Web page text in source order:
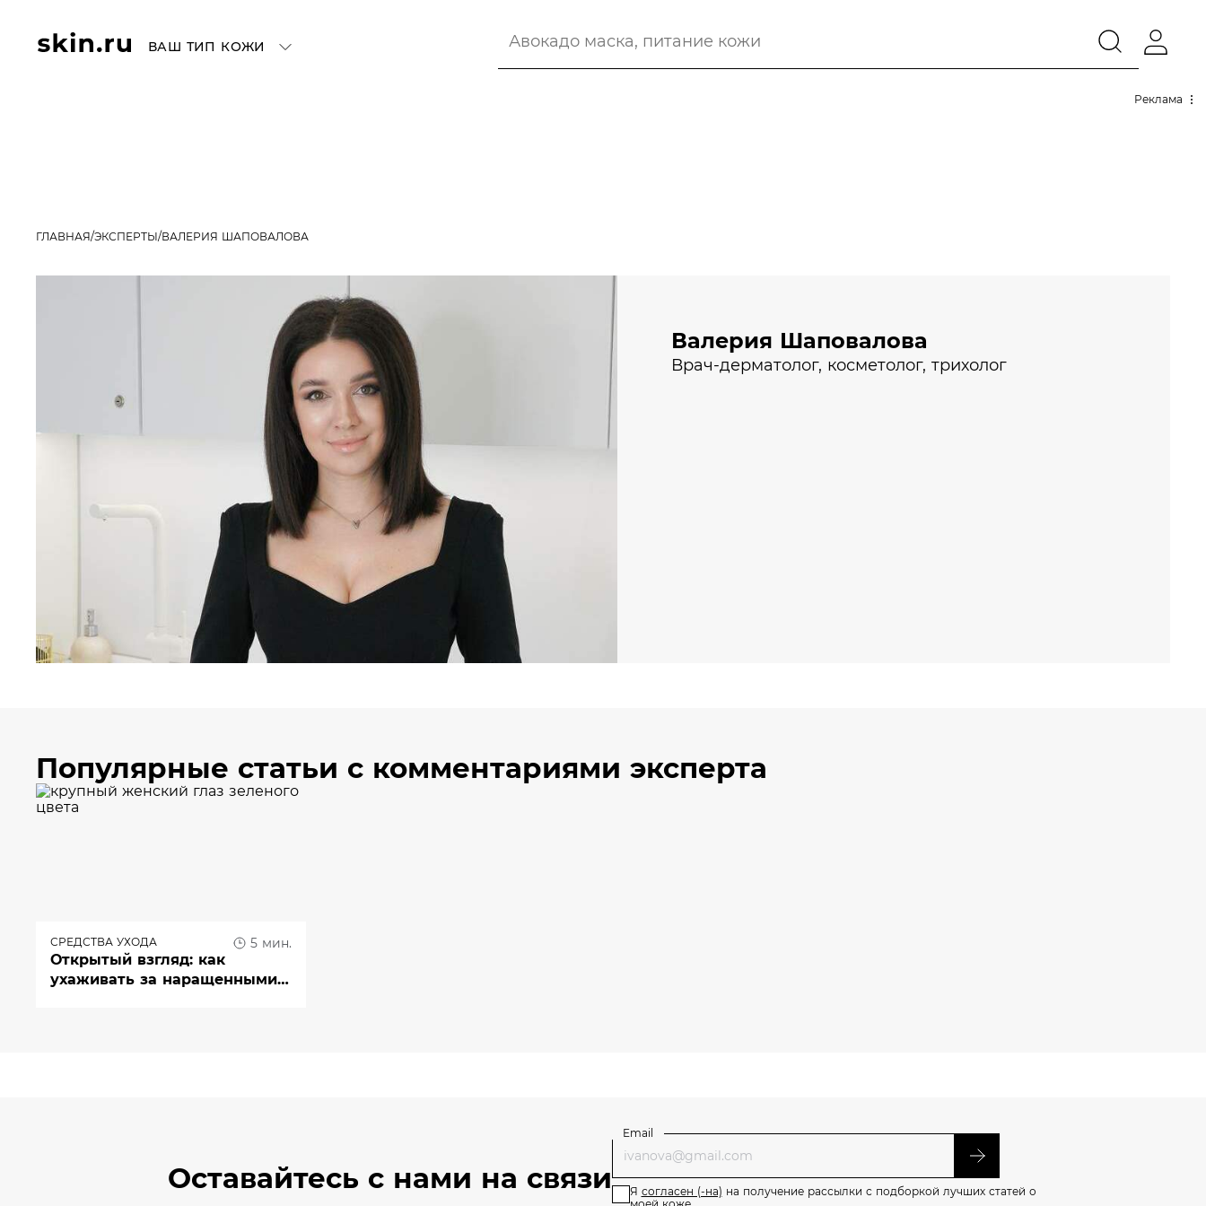
ВАШ ТИП КОЖИ
Реклама
ГЛАВНАЯ ЭКСПЕРТЫ ВАЛЕРИЯ ШАПОВАЛОВА
Валерия Шаповалова
Врач-дерматолог, косметолог, трихолог
Популярные статьи с комментариями эксперта
СРЕДСТВА УХОДА
Открытый взгляд: как
ухаживать за наращенными
5 мин.
Оставайтесь с нами на связи
Email
Я согласен (-на) на получение рассылки с подборкой лучших статей о